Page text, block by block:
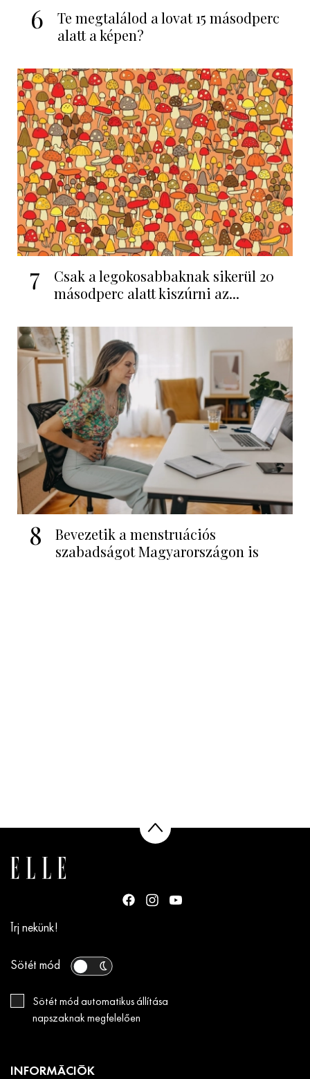
6
Te megtalálod a lovat 15 másodperc
alatt a képen?
7
Csak a legokosabbaknak sikerül 20
másodperc alatt kiszúrni az...
8
Bevezetik a menstruációs
szabadságot Magyarországon is
Írj nekünk!
Sötét mód
Sötét mód automatikus állítása
napszaknak megfelelően
INFORMÁCIÓK